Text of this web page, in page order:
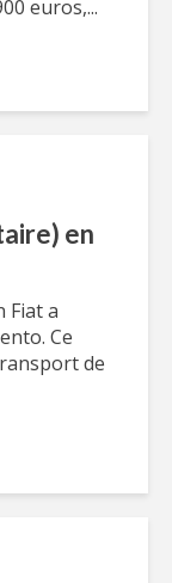
euros,...
en
Fiat a
Ce
de